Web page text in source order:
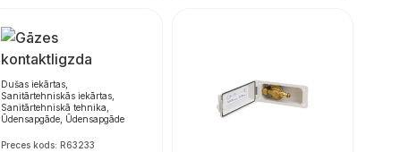
Dušas iekārtas,
Sanitārtehniskās iekārtas,
Sanitārtehniskā tehnika,
Ūdensapgāde, Ūdensapgāde
Preces kods: R63233